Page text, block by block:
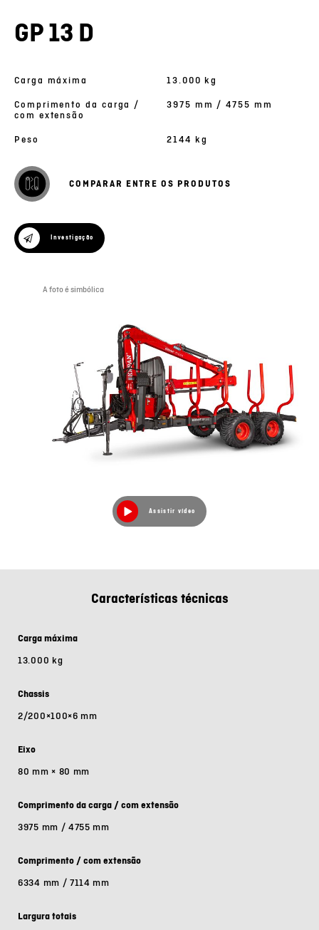
A foto é simbólica
Assistir vídeo
GP 13 D
Carga máxima
13.000 kg
Comprimento da carga /
com extensão
3975 mm / 4755 mm
Peso 2144 kg
COMPARAR ENTRE OS PRODUTOS
Investigação
Características técnicas
Carga máxima
13.000 kg
Chassis
2/200×100×6 mm
Eixo
80 mm × 80 mm
Comprimento da carga / com extensão
3975 mm / 4755 mm
Comprimento / com extensão
6334 mm / 7114 mm
Largura totais